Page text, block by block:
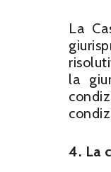
La
la
4. La